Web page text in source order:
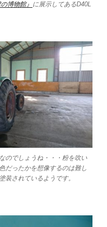
博物館』 に展示してあるD40L
のでしょうね・・・粉を吹い
だったかを想像するのは難し
装されているようです。